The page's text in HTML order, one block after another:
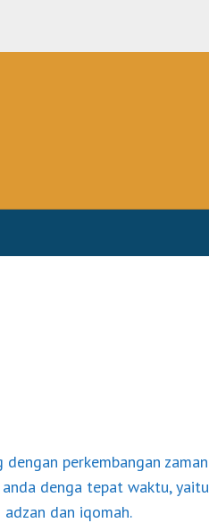
perkembangan zaman
denga tepat waktu, yaitu
dan iqomah.